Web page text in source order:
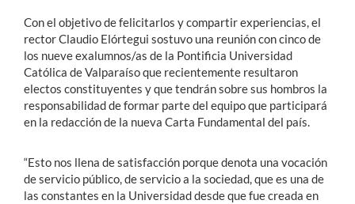
Con el objetivo de felicitarlos y compartir experiencias, el
rector Claudio Elórtegui sostuvo una reunión con cinco de
los nueve exalumnos/as de la Pontificia Universidad
Católica de Valparaíso que recientemente resultaron
electos constituyentes y que tendrán sobre sus hombros la
responsabilidad de formar parte del equipo que participará
en la redacción de la nueva Carta Fundamental del país.
“Esto nos llena de satisfacción porque denota una vocación
de servicio público, de servicio a la sociedad, que es una de
las constantes en la Universidad desde que fue creada en